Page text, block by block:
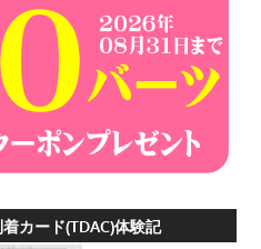
カード(TDAC)体験記